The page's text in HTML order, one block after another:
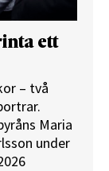
ett
– två
Maria
under